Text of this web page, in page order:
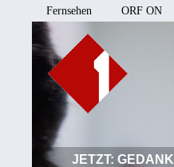
Fernsehen ORF ON
JETZT: